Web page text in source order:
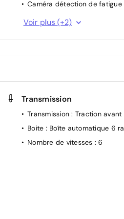
Caméra détection de
Pack connectivité avancée
Voir plus (+2)
Transmission
Transmission: Traction avant
Boite : Boîte automatique 6
Nombre de vitesses : 6